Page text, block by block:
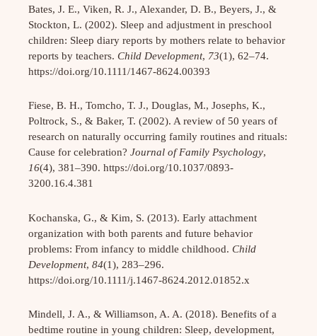
Bates, J. E., Viken, R. J., Alexander, D. B., Beyers, J., &
Stockton, L. (2002). Sleep and adjustment in preschool
children: Sleep diary reports by mothers relate to behavior
reports by teachers.Child Development, 73(1), 62–74.
https://doi.org/10.1111/1467-8624.00393
Fiese, B. H., Tomcho, T. J., Douglas, M., Josephs, K.,
Poltrock, S., & Baker, T. (2002). A review of 50 years of
research on naturally occurring family routines and rituals:
Cause for celebration?Journal of Family Psychology,
16(4), 381–390. https://doi.org/10.1037/0893-
3200.16.4.381
Kochanska, G., & Kim, S. (2013). Early attachment
organization with both parents and future behavior
problems: From infancy to middle childhood.Child
Development,84(1), 283–296.
https://doi.org/10.1111/j.1467-8624.2012.01852.x
Mindell, J. A., & Williamson, A. A. (2018). Benefits of a
bedtime routine in young children: Sleep, development,